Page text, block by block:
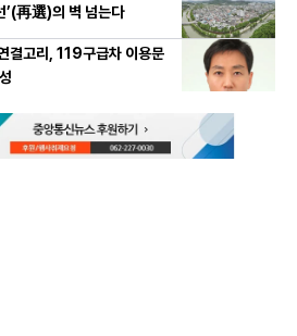
’(再選)의 벽 넘는다
결고리, 119구급차 이용문